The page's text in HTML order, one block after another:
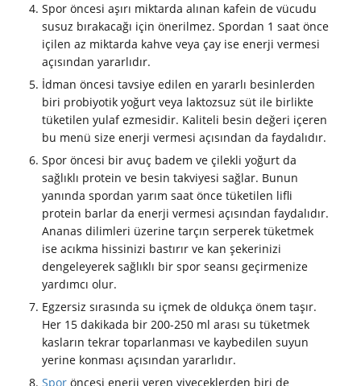
Spor öncesi aşırı miktarda alınan kafein de vücudu
susuz bırakacağı için önerilmez. Spordan 1 saat önce
içilen az miktarda kahve veya çay ise enerji vermesi
açısından yararlıdır.
İdman öncesi tavsiye edilen en yararlı besinlerden
biri probiyotik yoğurt veya laktozsuz süt ile birlikte
tüketilen yulaf ezmesidir. Kaliteli besin değeri içeren
bu menü size enerji vermesi açısından da faydalıdır.
Spor öncesi bir avuç badem ve çilekli yoğurt da
sağlıklı protein ve besin takviyesi sağlar. Bunun
yanında spordan yarım saat önce tüketilen lifli
protein barlar da enerji vermesi açısından faydalıdır.
Ananas dilimleri üzerine tarçın serperek tüketmek
ise acıkma hissinizi bastırır ve kan şekerinizi
dengeleyerek sağlıklı bir spor seansı geçirmenize
yardımcı olur.
Egzersiz sırasında su içmek de oldukça önem taşır.
Her 15 dakikada bir 200-250 ml arası su tüketmek
kasların tekrar toparlanması ve kaybedilen suyun
yerine konması açısından yararlıdır.
Spor öncesi enerji veren yiyeceklerden biri de